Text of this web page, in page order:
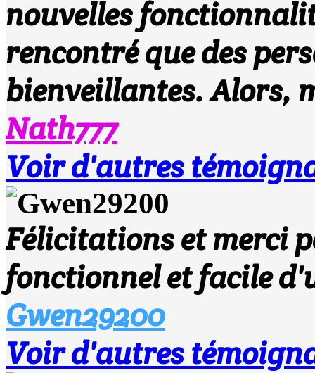
nouvelles
rencontré que des
bienveillantes. Alors,
Nath777
Voir d'autres
Félicitations et merci
fonctionnel et facile
Gwen29200
Voir d'autres